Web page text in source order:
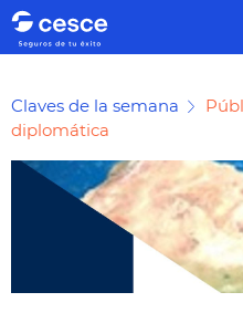
Claves de la semana
diplomática